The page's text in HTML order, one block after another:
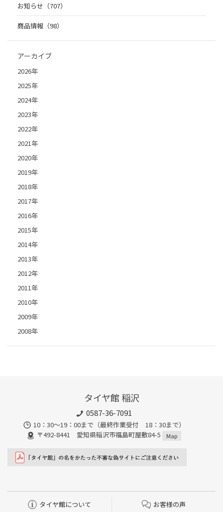
お知らせ（707）
商品情報（98）
アーカイブ
2026年
2025年
2024年
2023年
2022年
2021年
2020年
2019年
2018年
2017年
2016年
2015年
2014年
2013年
2012年
2011年
2010年
2009年
2008年
タイヤ館 稲沢
0587-36-7091
10：30～19：00まで（最終作業受付 18：30まで）
〒492-8441 愛知県稲沢市福島町屋敷84-5
Map
タイヤ館について お客様の声